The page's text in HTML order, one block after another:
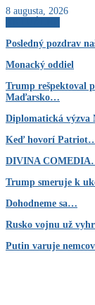
8 augusta, 2026
Posledný pozdrav
Monacký oddiel
Trump rešpektoval
Maďarsko…
Diplomatická výzva
Keď hovorí
DIVINA
Trump smeruje k
Dohodneme sa…
Rusko vojnu už
Putin varuje